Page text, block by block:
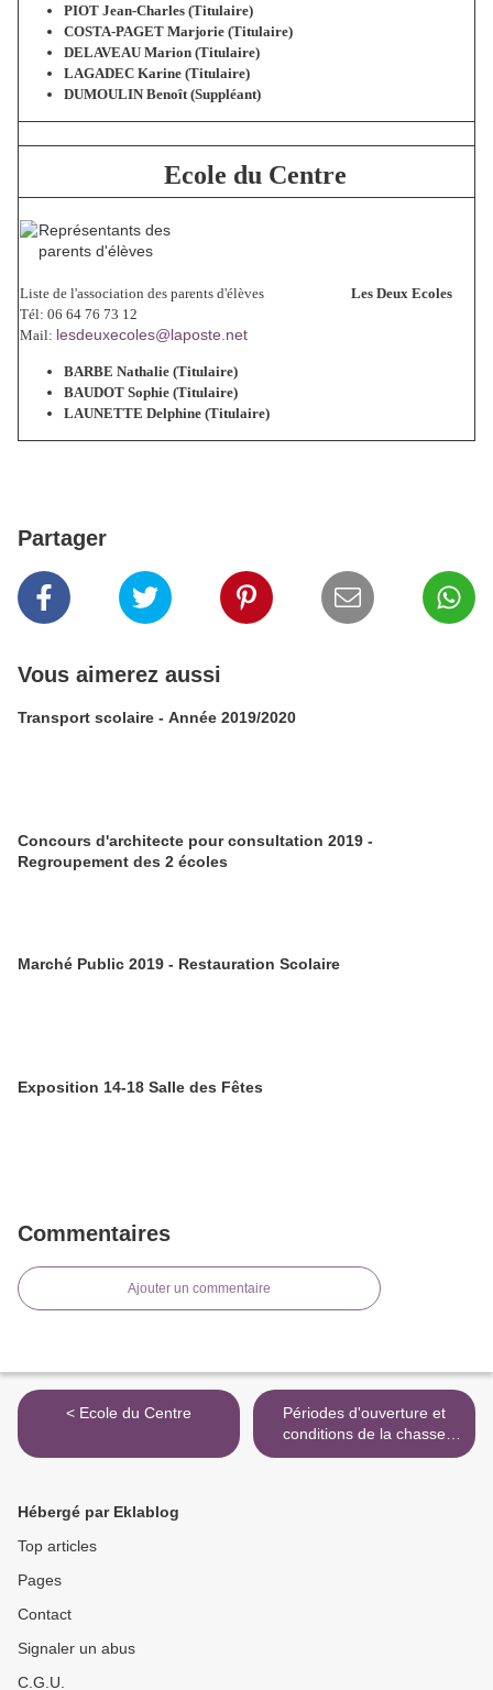
PIOT Jean-Charles (Titulaire)
COSTA-PAGET Marjorie (Titulaire)
DELAVEAU Marion (Titulaire)
LAGADEC Karine (Titulaire)
DUMOULIN Benoît (Suppléant)
Ecole du Centre
Liste de l'association des parents d'élèves
Les Deux Ecoles
Tél: 06 64 76 73 12
Mail: lesdeuxecoles@laposte.net
BARBE Nathalie (Titulaire)
BAUDOT Sophie (Titulaire)
LAUNETTE Delphine (Titulaire)
Partager
Vous aimerez aussi
Transport scolaire - Année 2019/2020
Concours d'architecte pour consultation 2019 -
Regroupement des 2 écoles
Marché Public 2019 - Restauration Scolaire
Exposition 14-18 Salle des Fêtes
Commentaires
Ajouter un commentaire
< Ecole du Centre
Périodes d'ouverture et
conditions de la chasse
pour 2014-2015 >
Hébergé par Eklablog
Top articles
Pages
Contact
Signaler un abus
C.G.U.